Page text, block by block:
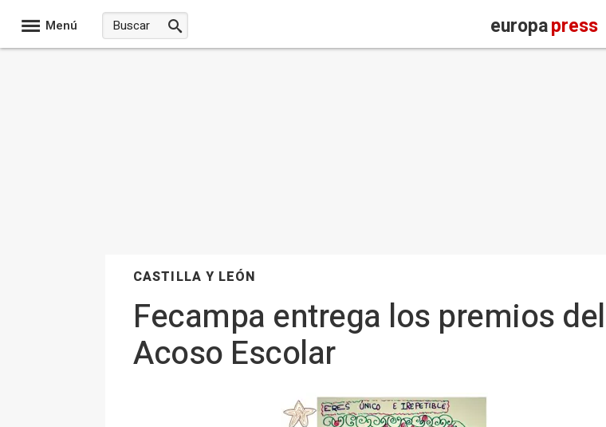
Menú europapress
CASTILLA Y LEÓN
Fecampa entrega los premios
Acoso Escolar